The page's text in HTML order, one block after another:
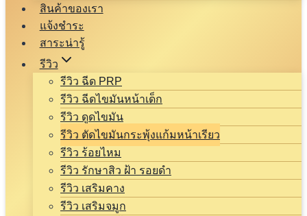
สินค้าของเรา
แจ้งชำระ
สาระน่ารู้
รีวิว
รีวิว ฉีด PRP
รีวิว ฉีดไขมันหน้าเด็ก
รีวิว ดูดไขมัน
รีวิว ตัดไขมันกระพุ้งแก้มหน้าเรียว
รีวิว ร้อยไหม
รีวิว รักษาสิว ฝ้า รอยดำ
รีวิว เสริมคาง
รีวิว เสริมจมูก